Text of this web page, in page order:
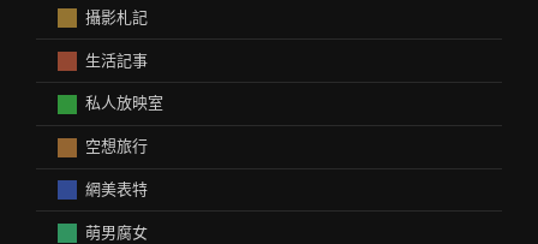
攝影札記
生活記事
私人放映室
空想旅行
網美表特
萌男腐女